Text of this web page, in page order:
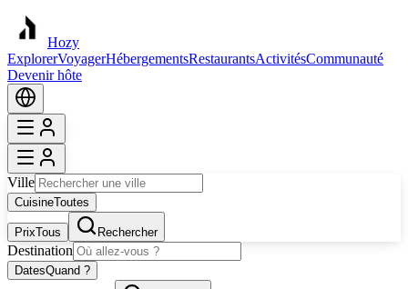
Hozy
ExplorerVoyagerHébergementsRestaurantsActivitésCommunauté
Devenir hôte
Ville
CuisineToutes
PrixTous Rechercher
Destination
DatesQuand ?